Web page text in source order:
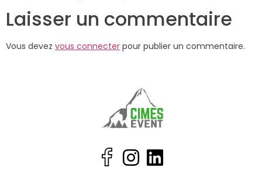
Laisser un commentaire
Vous devez vous connecter pour publier un commentaire.